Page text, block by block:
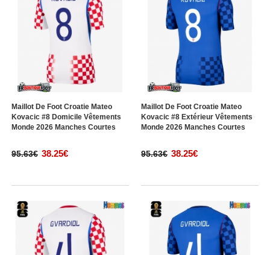
Maillot De Foot Croatie Mateo
Kovacic #8 Domicile Vêtements
Monde 2026 Manches Courtes
95.63€ 38.25€
Maillot De Foot Croatie Mateo
Kovacic #8 Extérieur Vêtements
Monde 2026 Manches Courtes
95.63€ 38.25€